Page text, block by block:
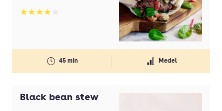
Betyg: 3.98 av 5
45 min Medel
Black bean stew